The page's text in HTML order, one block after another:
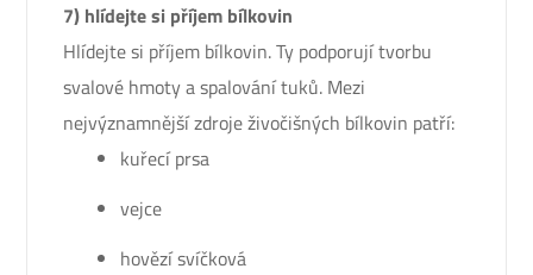
7) hlídejte si příjem bílkovin
Hlídejte si příjem bílkovin. Ty podporují tvorbu
svalové hmoty a spalování tuků. Mezi
nejvýznamnější zdroje živočišných bílkovin patří:
kuřecí prsa
vejce
hovězí svíčková